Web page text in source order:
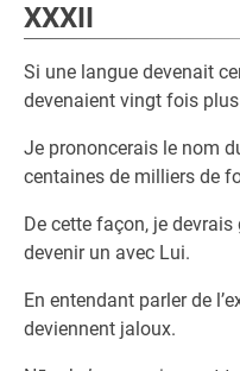
XXXII
Si une langue devenait
devenaient vingt fois
Je prononcerais le nom
centaines de milliers de
De cette façon, je
devenir un avec Lui.
En entendant parler de
deviennent jaloux.